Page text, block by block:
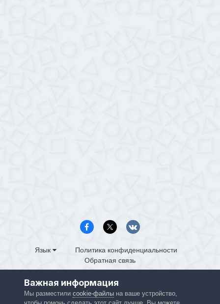
Язык
Политика конфиденциальности
Обратная связь
Powered by Invision Community
Важная информация
Мы разместили cookie-файлына ваше устройство,